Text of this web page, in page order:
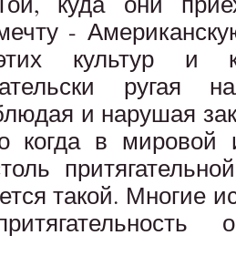
-
культур и
ругая
и нарушая
когда в мировой
такой. Многие